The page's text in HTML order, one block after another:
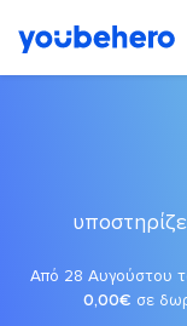
Από 28 Αυγούστου
0,00€ σε